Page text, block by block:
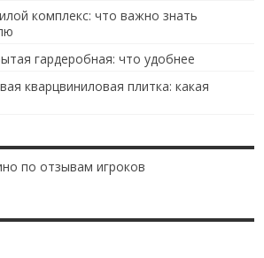
комплекс: что важно знать
гардеробная: что удобнее
кварцвиниловая плитка: какая
по отзывам игроков